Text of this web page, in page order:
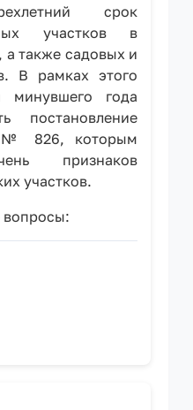
срок
участков в
а также садовых и
В рамках этого
минувшего года
постановление
№ 826, которым
признаков
участков.
вопросы: